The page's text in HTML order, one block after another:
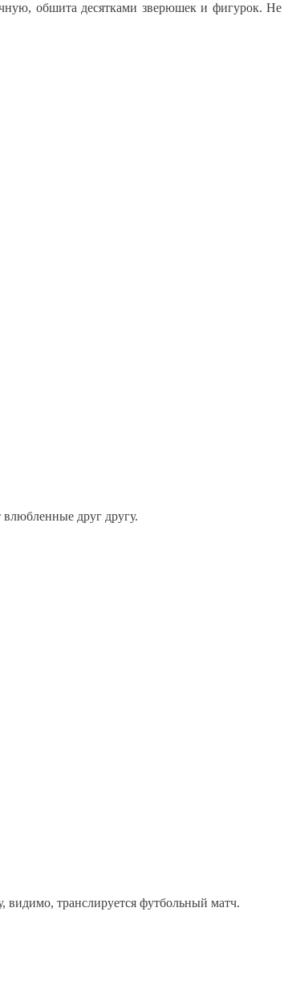
обшита десятками зверюшек и фигурок. Не
друг другу.
видимо, транслируется футбольный матч.